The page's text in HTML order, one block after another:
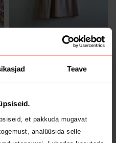
Teave
et pakkuda mugavat
analüüsida selle
L